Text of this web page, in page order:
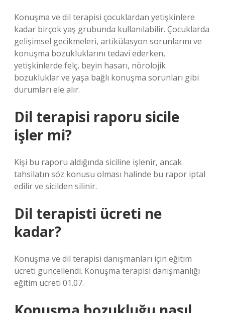
Konuşma ve dil terapisi çocuklardan yetişkinlere
kadar birçok yaş grubunda kullanılabilir. Çocuklarda
gelişimsel gecikmeleri, artikülasyon sorunlarını ve
konuşma bozukluklarını tedavi ederken,
yetişkinlerde felç, beyin hasarı, nörolojik
bozukluklar ve yaşa bağlı konuşma sorunları gibi
durumları ele alır.
Dil terapisi raporu sicile
işler mi?
Kişi bu raporu aldığında siciline işlenir, ancak
tahsilatın söz konusu olması halinde bu rapor iptal
edilir ve sicilden silinir.
Dil terapisti ücreti ne
kadar?
Konuşma ve dil terapisi danışmanları için eğitim
ücreti güncellendi. Konuşma terapisi danışmanlığı
eğitim ücreti 01.07.